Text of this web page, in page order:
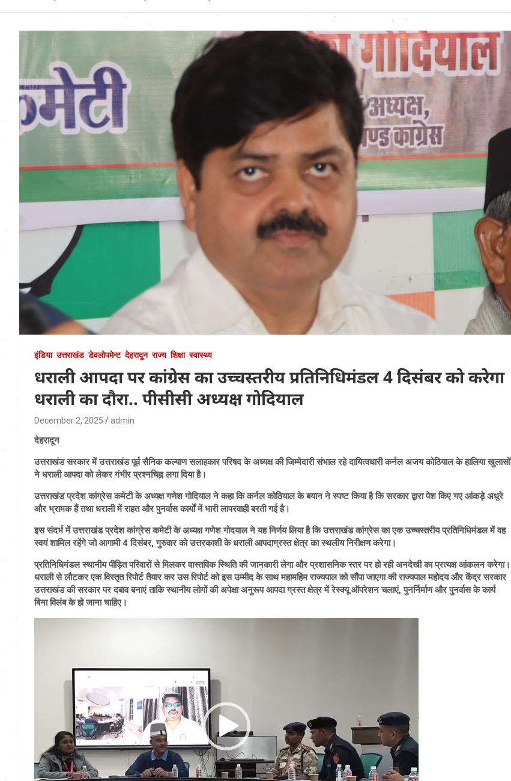
Uttarakhand News in
Hindi
इंडिया उत्तराखंड डेवलोपमेन्ट देहरादून राज्य शिक्षा स्वास्थ्य
धराली आपदा पर कांग्रेस का उच्चस्तरीय प्रतिनिधिमंडल 4 दिसंबर को करेगा
धराली का दौरा.. पीसीसी अध्यक्ष गोदियाल
December 2, 2025 admin
देहरादून
उत्तराखंड सरकार में उत्तराखंड पूर्व सैनिक कल्याण सलाहकार परिषद के अध्यक्ष की जिम्मेदारी संभाल रहे दायित्वधारी कर्नल अजय कोठियाल के हालिया खुलासों
ने धराली आपदा को लेकर गंभीर प्रश्नचिह्न लगा दिया है।
उत्तराखंड प्रदेश कांग्रेस कमेटी के अध्यक्ष गणेश गोदियाल ने कहा कि कर्नल कोठियाल के बयान ने स्पष्ट किया है कि सरकार द्वारा पेश किए गए आंकड़े अधूरे
और भ्रामक हैं तथा धराली में राहत और पुनर्वास कार्यों में भारी लापरवाही बरती गई है।
इस संदर्भ में उत्तराखंड प्रदेश कांग्रेस कमेटी के अध्यक्ष गणेश गोदयाल ने यह निर्णय लिया है कि उत्तराखंड कांग्रेस का एक उच्चस्तरीय प्रतिनिधिमंडल में वह
स्वयं शामिल रहेंगे जो आगामी 4 दिसंबर, गुरुवार को उत्तरकाशी के धराली आपदाग्रस्त क्षेत्र का स्थलीय निरीक्षण करेगा।
प्रतिनिधिमंडल स्थानीय पीड़ित परिवारों से मिलकर वास्तविक स्थिति की जानकारी लेगा और प्रशासनिक स्तर पर हो रही अनदेखी का प्रत्यक्ष आंकलन करेगा।
धराली से लौटकर एक विस्तृत रिपोर्ट तैयार कर उस रिपोर्ट को इस उम्मीद के साथ महामहिम राज्यपाल को सौंपा जाएगा की राज्यपाल महोदय और केंद्र सरकार
उत्तराखंड की सरकार पर दबाव बनाएं ताकि स्थानीय लोगों की अपेक्षा अनुरूप आपदा ग्रस्त क्षेत्र में रेस्क्यू ऑपरेशन चलाएं, पुनर्निर्माण और पुनर्वास के कार्य
बिना विलंब के हो जाना चाहिए।